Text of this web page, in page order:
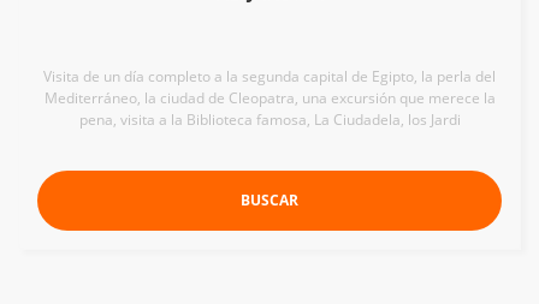
Visita de un día completo a la segunda capital de Egipto, la perla del
Mediterráneo, la ciudad de Cleopatra, una excursión que merece la
pena, visita a la Biblioteca famosa, La Ciudadela, los Jardi
BUSCAR